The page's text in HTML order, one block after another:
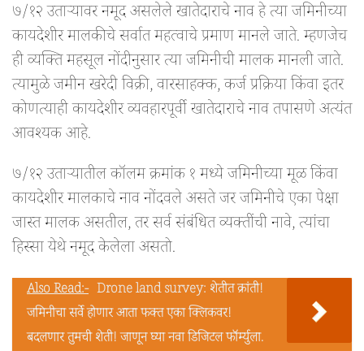
७/१२ उताऱ्यावर नमूद असलेले खातेदाराचे नाव हे त्या जमिनीच्या
कायदेशीर मालकीचे सर्वात महत्वाचे प्रमाण मानले जाते. म्हणजेच
ही व्यक्ति महसूल नोंदीनुसार त्या जमिनीची मालक मानली जाते.
त्यामुळे जमीन खरेदी विक्री, वारसाहक्क, कर्ज प्रक्रिया किंवा इतर
कोणत्याही कायदेशीर व्यवहारपूर्वी खातेदाराचे नाव तपासणे अत्यंत
आवश्यक आहे.
७/१२ उताऱ्यातील कॉलम क्रमांक १ मध्ये जमिनीच्या मूळ किंवा
कायदेशीर मालकाचे नाव नोंदवले असते जर जमिनीचे एका पेक्षा
जास्त मालक असतील, तर सर्व संबंधित व्यक्तींची नावे, त्यांचा
हिस्सा येथे नमूद केलेला असतो.
Also Read:- Drone land survey: शेतीत क्रांती!
जमिनीचा सर्वे होणार आता फक्त एका क्लिकवर!
बदलणार तुमची शेती! जाणून घ्या नवा डिजिटल फॉर्म्युला.